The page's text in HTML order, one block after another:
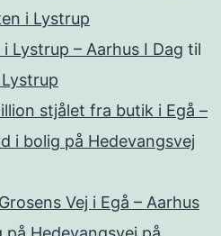
i Lystrup
Lystrup – Aarhus I Dag til
stjålet fra butik i Egå –
i bolig på Hedevangsvej
Vej i Egå – Aarhus